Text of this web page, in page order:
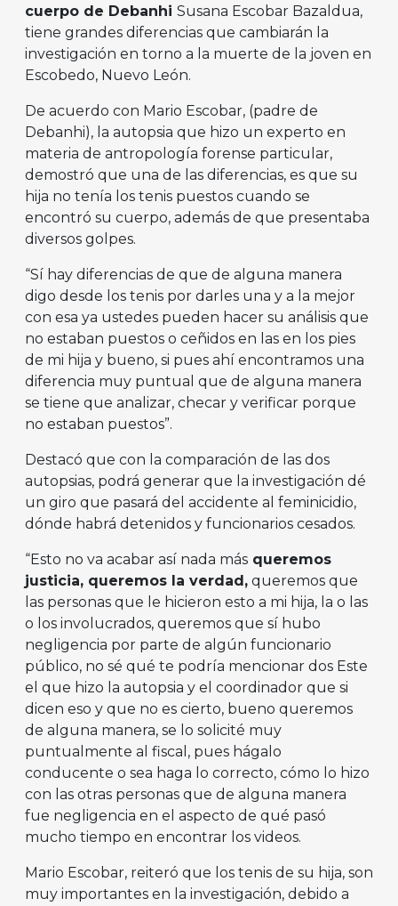
cuerpo de Debanhi Susana Escobar Bazaldua,
tiene grandes diferencias que cambiarán la
investigación en torno a la muerte de la joven en
Escobedo, Nuevo León.
De acuerdo con Mario Escobar, (padre de
Debanhi), la autopsia que hizo un experto en
materia de antropología forense particular,
demostró que una de las diferencias, es que su
hija no tenía los tenis puestos cuando se
encontró su cuerpo, además de que presentaba
diversos golpes.
“Sí hay diferencias de que de alguna manera
digo desde los tenis por darles una y a la mejor
con esa ya ustedes pueden hacer su análisis que
no estaban puestos o ceñidos en las en los pies
de mi hija y bueno, si pues ahí encontramos una
diferencia muy puntual que de alguna manera
se tiene que analizar, checar y verificar porque
no estaban puestos”.
Destacó que con la comparación de las dos
autopsias, podrá generar que la investigación dé
un giro que pasará del accidente al feminicidio,
dónde habrá detenidos y funcionarios cesados.
“Esto no va acabar así nada más queremos
justicia, queremos la verdad, queremos que
las personas que le hicieron esto a mi hija, la o las
o los involucrados, queremos que sí hubo
negligencia por parte de algún funcionario
público, no sé qué te podría mencionar dos Este
el que hizo la autopsia y el coordinador que si
dicen eso y que no es cierto, bueno queremos
de alguna manera, se lo solicité muy
puntualmente al fiscal, pues hágalo
conducente o sea haga lo correcto, cómo lo hizo
con las otras personas que de alguna manera
fue negligencia en el aspecto de qué pasó
mucho tiempo en encontrar los videos.
Mario Escobar, reiteró que los tenis de su hija, son
muy importantes en la investigación, debido a